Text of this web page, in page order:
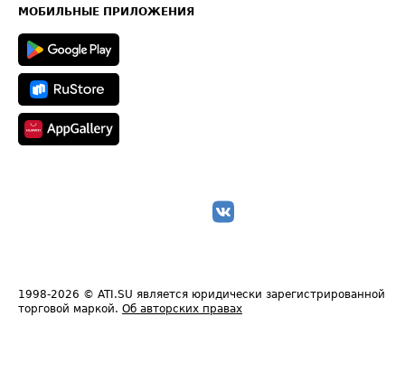
Техническая информация
МОБИЛЬНЫЕ ПРИЛОЖЕНИЯ
1998-2026 © ATI.SU является юридически зарегистрированной
торговой маркой. Об авторских правах